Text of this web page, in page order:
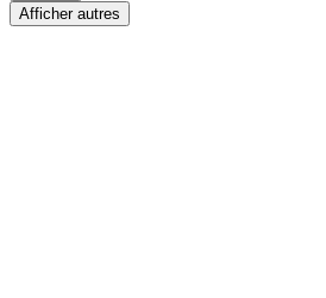
Afficher autres